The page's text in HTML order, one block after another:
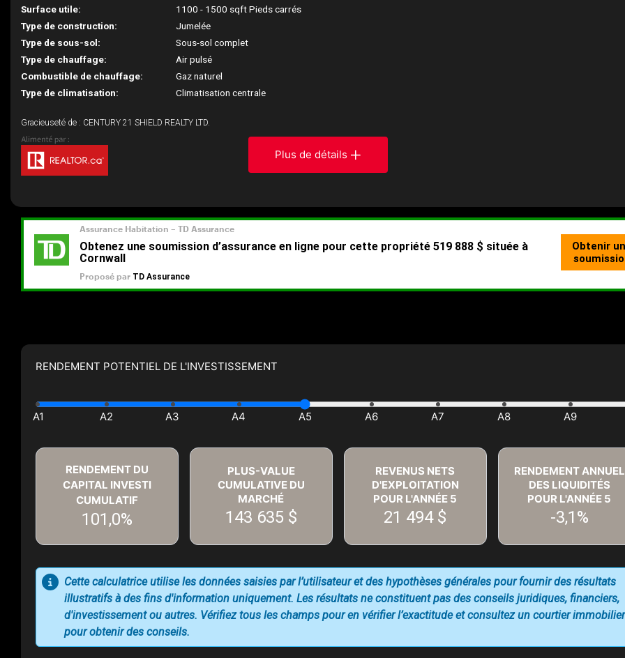
Surface utile:
1100 - 1500 sqft Pieds carrés
Type de construction:
Jumelée
Type de sous-sol:
Sous-sol complet
Type de chauffage:
Air pulsé
Combustible de chauffage:
Gaz naturel
Type de climatisation:
Climatisation centrale
Gracieuseté de : CENTURY 21 SHIELD REALTY LTD.
Plus de détails
RENDEMENT POTENTIEL DE L'INVESTISSEMENT
RENDEMENT DU
CAPITAL INVESTI
CUMULATIF
101,0%
PLUS-VALUE
CUMULATIVE DU
MARCHÉ
143 635 $
REVENUS NETS
D'EXPLOITATION
POUR L'ANNÉE 5
21 494 $
RENDEMENT ANNUEL
DES LIQUIDITÉS
POUR L'ANNÉE 5
-3,1%
Cette calculatrice utilise les données saisies par l’utilisateur et des hypothèses générales pour fournir des résultats
illustratifs à des fins d'information uniquement. Les résultats ne constituent pas des conseils juridiques, financiers,
d'investissement ou autres. Vérifiez tous les champs pour en vérifier l’exactitude et consultez un courtier immobilier
pour obtenir des conseils.